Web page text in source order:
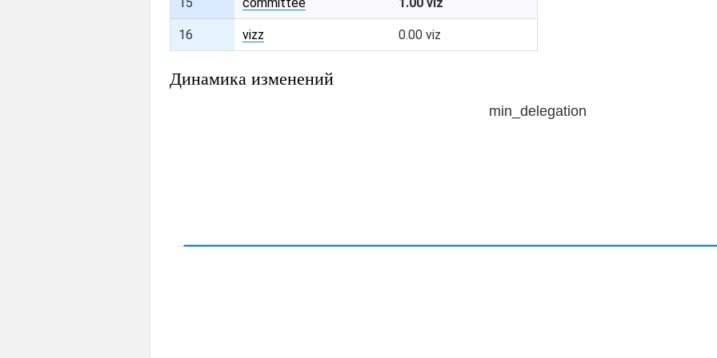
16 vizz 0.00 viz
Динамика изменений
min_delegation